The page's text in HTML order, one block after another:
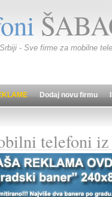
- Sve firme za mobilne
Dodaj novu firmu
telefoni iz